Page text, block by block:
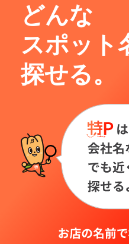
どんな
スポット
探せる。